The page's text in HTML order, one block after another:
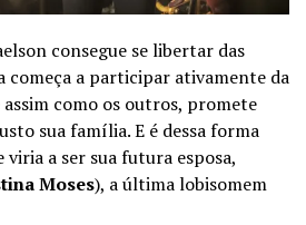
consegue se libertar das
começa a participar ativamente da
assim como os outros, promete
sua família. E é dessa forma
viria a ser sua futura esposa,
Moses), a última lobisomem